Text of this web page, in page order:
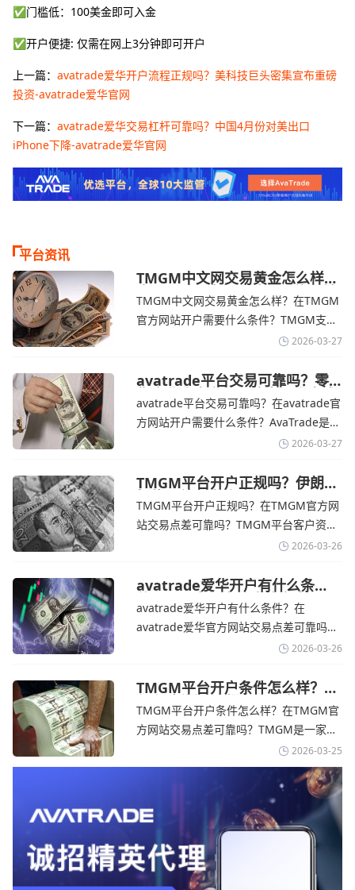
✅门槛低：100美金即可入金
✅开户便捷: 仅需在网上3分钟即可开户
上一篇： avatrade爱华开户流程正规吗？美科技巨头密集宣布重磅
投资-avatrade爱华官网
下一篇： avatrade爱华交易杠杆可靠吗？中国4月份对美出口
iPhone下降-avatrade爱华官网
平台资讯
TMGM中文网交易黄金怎么样？
金价下跌，市场评估伊朗停火前
景-TMGM官网
TMGM中文网交易黄金怎么样？在TMGM
官方网站开户需要什么条件？‌‌‌TMGM支持
全球主流的MT4/MT5平台，同时提供功能
险管理工具。通过TMGM官网交易资讯了
解，金价周四回落，受​美元走强和油价上
涨，使通胀担忧保持不变‌对加息的持续预
2026-03-27
avatrade平台交易可靠吗？零
售企业称中东地区冲突正推高成
本avatrade官网
avatrade平台交易可靠吗？在avatrade官
方网站开户需要什么条件？‌‌‌AvaTrade是一
个在交易优势和可靠性两方面都非常均衡
在学习和探索中成长的新手交易者。通过
avatrade官网交易资讯了解，零售企业警
告称，中东地区的冲突正在推高成本，如
2026-03-27
TMGM平台开户正规吗？伊朗仍
拒绝与美国直接谈判-TMGM官
网
TMGM平台开户正规吗？在TMGM官方网
站交易点差可靠吗？‌‌‌TMGM平台客户资金
存放在澳大利亚国民银行等顶级银行的独
TMGM官网交易资讯了解，伊朗外交部长
表示，尽管德黑兰高级官员正在审查美国
结束战争的提议
2026-03-26
avatrade爱华开户有什么条
件？亚洲市场交易喜忧参半-
avatrade爱华官网
avatrade爱华开户有什么条件？在
avatrade爱华官方网站交易点差可靠吗？‌‌‌
avatrade爱华平台的新手可以用很小的成
标准的MT4、MT5，以及自研的
AvaTradeGO和AvaOptions。通过
avatrade爱华官网交易资讯了解，据伊朗
2026-03-26
TMGM平台开户条件怎么样？美
伊和谈传闻引发油价暴跌-
TMGM官网
TMGM平台开户条件怎么样？在TMGM官
方网站交易点差可靠吗？‌‌‌TMGM是一家交
易成本极低、产品极其丰富、ASIC监管
+千万保险加持的全球知名经纪商，特别适
合活跃交易者和股票CFD投资者。通过
TMGM官网交易资讯了解，周三亚洲交易
时段,油价暴跌逾6%,布伦特原油跌破每桶
100美元
2026-03-25